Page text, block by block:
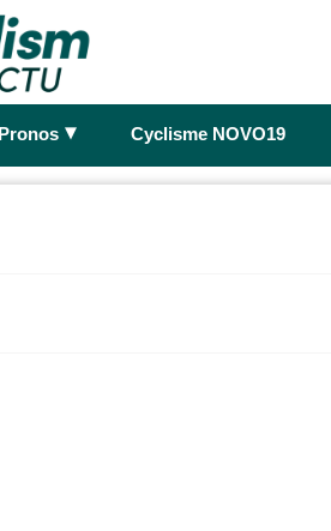
Pronos ► Cyclisme NOVO19